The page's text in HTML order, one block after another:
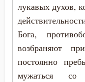
Рождество
Ропот
Роскошь
лукавых духов,
Бога,
возбраняют
постоянно
мужаться